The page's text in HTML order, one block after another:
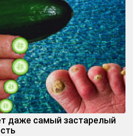
даже самый застарелый